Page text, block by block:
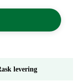
levering